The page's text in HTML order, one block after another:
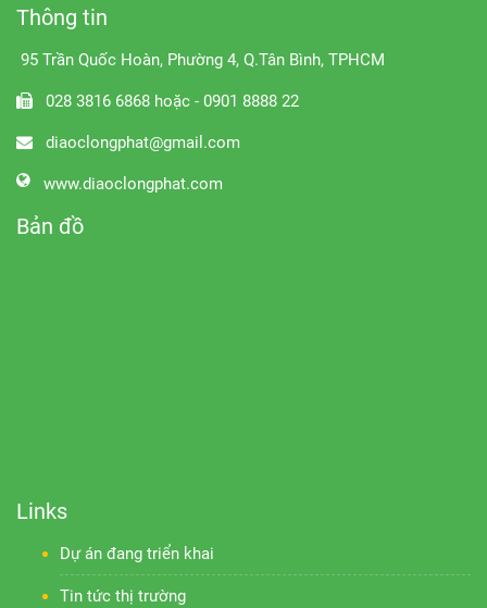
Thông tin
95 Trần Quốc Hoàn, Phường 4, Q.Tân Bình, TPHCM
028 3816 6868 hoặc - 0901 8888 22
diaoclongphat@gmail.com
www.diaoclongphat.com
Bản đồ
Links
Dự án đang triển khai
Tin tức thị trường